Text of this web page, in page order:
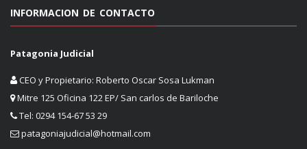
INFORMACION DE CONTACTO
Patagonia Judicial
CEO y Propietario: Roberto Oscar Sosa Lukman
Mitre 125 Oficina 122 EP/ San carlos de Bariloche
Tel: 0294 154-67 53 29
patagoniajudicial@hotmail.com